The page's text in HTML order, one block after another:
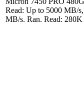
Read: Up to 5000 MB/
MB/s. Ran. Read: